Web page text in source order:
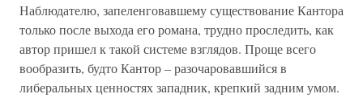
Наблюдателю, запеленговавшему существование Кантора
только после выхода его романа, трудно проследить, как
автор пришел к такой системе взглядов. Проще всего
вообразить, будто Кантор – разочаровавшийся в
либеральных ценностях западник, крепкий задним умом.